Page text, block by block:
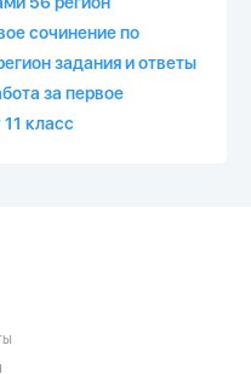
сочинение по
задания и ответы
за первое
класс